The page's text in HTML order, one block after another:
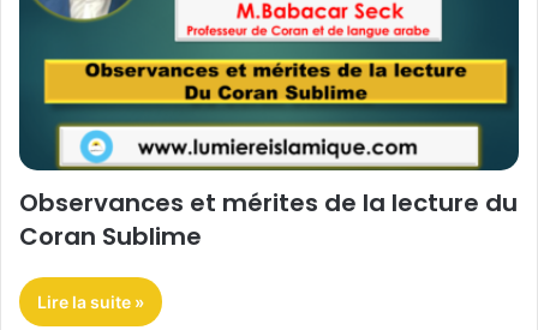
Observances et mérites de la lecture du
Coran Sublime
Lire la suite »